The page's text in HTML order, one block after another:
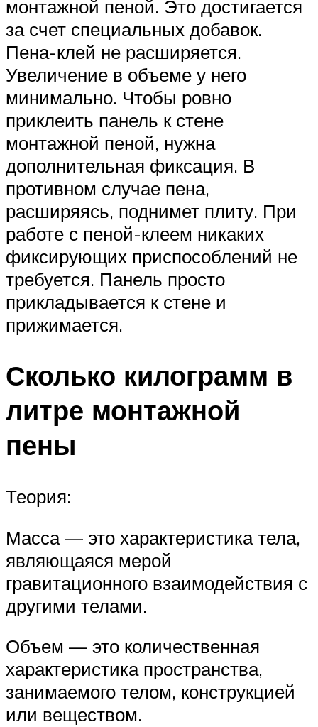
монтажной пеной. Это достигается
за счет специальных добавок.
Пена-клей не расширяется.
Увеличение в объеме у него
минимально. Чтобы ровно
приклеить панель к стене
монтажной пеной, нужна
дополнительная фиксация. В
противном случае пена,
расширяясь, поднимет плиту. При
работе с пеной-клеем никаких
фиксирующих приспособлений не
требуется. Панель просто
прикладывается к стене и
прижимается.
Сколько килограмм в
литре монтажной
пены
Теория:
Масса — это характеристика тела,
являющаяся мерой
гравитационного взаимодействия с
другими телами.
Объем — это количественная
характеристика пространства,
занимаемого телом, конструкцией
или веществом.